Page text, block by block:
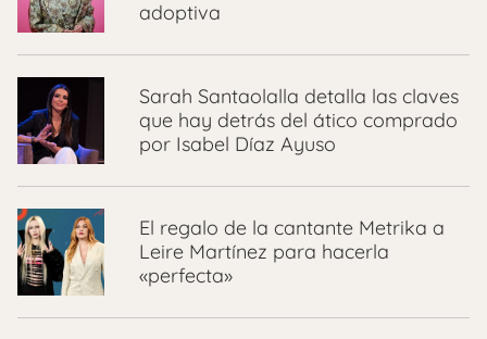
adoptiva
Sarah Santaolalla detalla las claves
que hay detrás del ático comprado
por Isabel Díaz Ayuso
El regalo de la cantante Metrika a
Leire Martínez para hacerla
«perfecta»